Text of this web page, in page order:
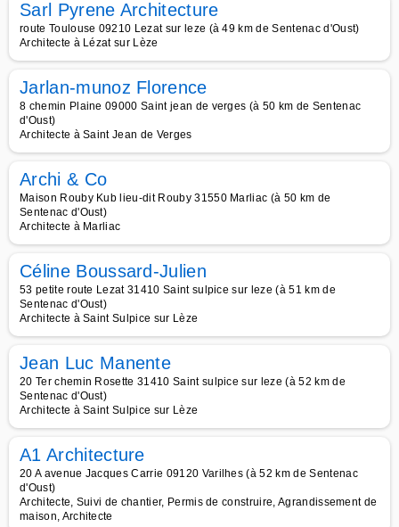
Sarl Pyrene Architecture
route Toulouse 09210 Lezat sur leze (à 49 km de Sentenac d'Oust)
Architecte à Lézat sur Lèze
Jarlan-munoz Florence
8 chemin Plaine 09000 Saint jean de verges (à 50 km de Sentenac
d'Oust)
Architecte à Saint Jean de Verges
Archi & Co
Maison Rouby Kub lieu-dit Rouby 31550 Marliac (à 50 km de
Sentenac d'Oust)
Architecte à Marliac
Céline Boussard-Julien
53 petite route Lezat 31410 Saint sulpice sur leze (à 51 km de
Sentenac d'Oust)
Architecte à Saint Sulpice sur Lèze
Jean Luc Manente
20 Ter chemin Rosette 31410 Saint sulpice sur leze (à 52 km de
Sentenac d'Oust)
Architecte à Saint Sulpice sur Lèze
A1 Architecture
20 A avenue Jacques Carrie 09120 Varilhes (à 52 km de Sentenac
d'Oust)
Architecte, Suivi de chantier, Permis de construire, Agrandissement de
maison, Architecte